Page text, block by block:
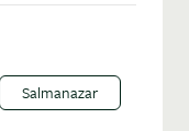
Salmanazar